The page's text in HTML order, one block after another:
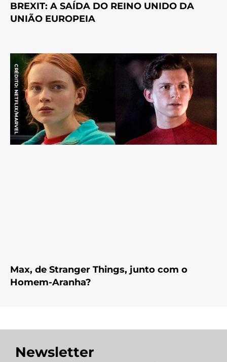
BREXIT: A SAÍDA DO REINO UNIDO DA
UNIÃO EUROPEIA
Max, de Stranger Things, junto com o
Homem-Aranha?
Newsletter